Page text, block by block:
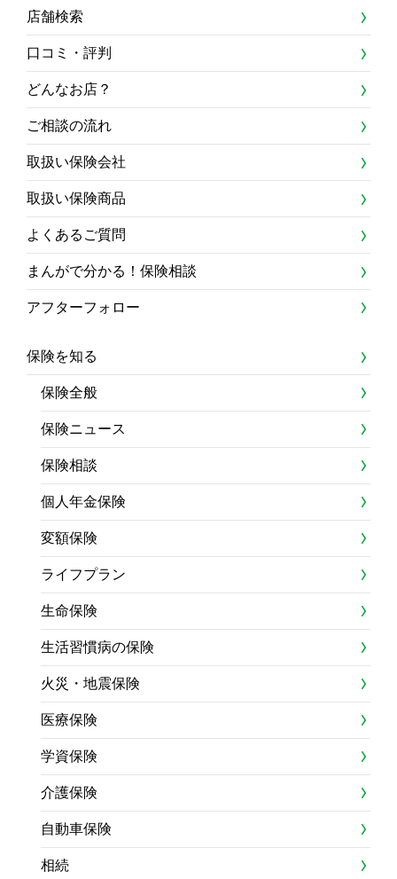
店舗検索
口コミ・評判
どんなお店？
ご相談の流れ
取扱い保険会社
取扱い保険商品
よくあるご質問
まんがで分かる！保険相談
アフターフォロー
保険を知る
保険全般
保険ニュース
保険相談
個人年金保険
変額保険
ライフプラン
生命保険
生活習慣病の保険
火災・地震保険
医療保険
学資保険
介護保険
自動車保険
相続